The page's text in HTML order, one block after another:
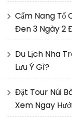
Cẩm Nang Tổ
Đen 3 Ngày 2
Du Lịch Nha
Lưu Ý Gì?
Đặt Tour Núi
Xem Ngay